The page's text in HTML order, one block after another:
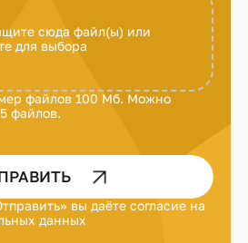
сюда файл(ы) или
для выбора
файлов 100 Мб. Можно
файлов.
вы даёте согласие на
данных